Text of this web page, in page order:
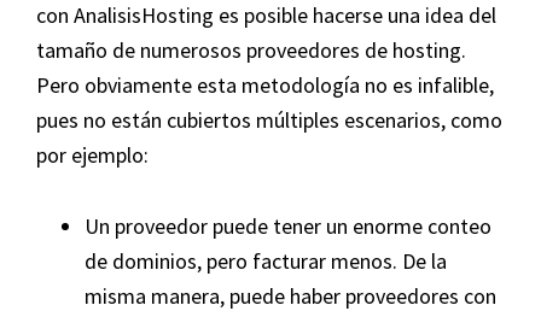
con AnalisisHosting es posible hacerse una idea del
tamaño de numerosos proveedores de hosting.
Pero obviamente esta metodología no es infalible,
pues no están cubiertos múltiples escenarios, como
por ejemplo:
Un proveedor puede tener un enorme conteo
de dominios, pero facturar menos. De la
misma manera, puede haber proveedores con